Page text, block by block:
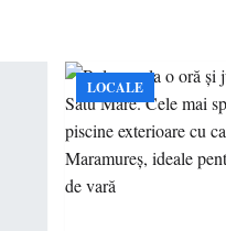
LOCALE